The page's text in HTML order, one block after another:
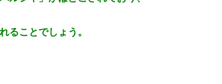
ることでしょう。